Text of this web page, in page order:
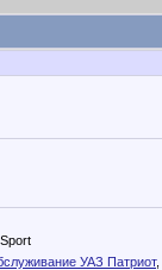
УАЗ Патриот,